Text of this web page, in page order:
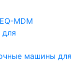
MDM
для
машины для